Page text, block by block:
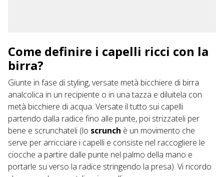
Come definire i capelli ricci con la
birra?
Giunte in fase di styling, versate metà bicchiere di birra
analcolica in un recipiente o in una tazza e diluitela con
metà bicchiere di acqua. Versate il tutto sui capelli
partendo dalla radice fino alle punte, poi strizzateli per
bene e scrunchateli (lo scrunch è un movimento che
serve per arricciare i capelli e consiste nel raccogliere le
ciocche a partire dalle punte nel palmo della mano e
portarle su verso la radice stringendo la presa). Vi ricordo